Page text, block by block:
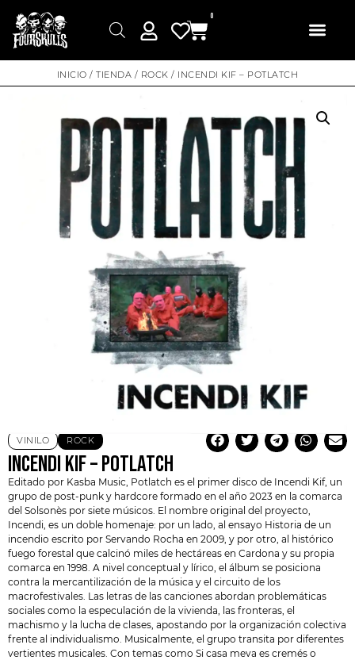
0
INICIO /TIENDA / ROCK / INCENDI KIF – POTLATCH
VINILO ROCK
INCENDI KIF – POTLATCH
Editado por Kasba Music, Potlatch es el primer disco de Incendi Kif, un
grupo de post-punk y hardcore formado en el año 2023 en la comarca
del Solsonès por siete músicos. El nombre original del proyecto,
Incendi, es un doble homenaje: por un lado, al ensayo Historia de un
incendio escrito por Servando Rocha en 2009, y por otro, al histórico
fuego forestal que calcinó miles de hectáreas en Cardona y su propia
comarca en 1998. A nivel conceptual y lírico, el álbum se posiciona
contra la mercantilización de la música y el circuito de los
macrofestivales. Las letras de las canciones abordan problemáticas
sociales como la especulación de la vivienda, las fronteras, el
machismo y la lucha de clases, apostando por la organización colectiva
frente al individualismo. Musicalmente, el grupo transita por diferentes
vertientes musicales. Con temas como Si casa meva es cremés o